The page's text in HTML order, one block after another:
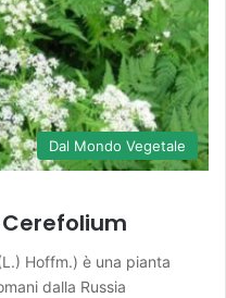
Dal Mondo Vegetale
Hoffm.) è una pianta
dalla Russia